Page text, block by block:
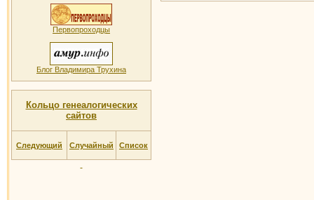
Первопроходцы
Блог Владимира Трухина
Кольцо генеалогических
сайтов
Следующий Случайный Список